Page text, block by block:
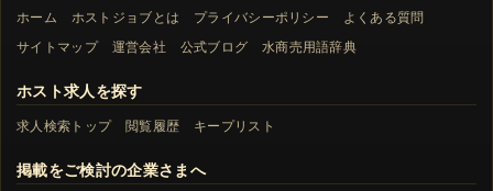
ホーム ホストジョブとは プライバシーポリシー
よくある質問
サイトマップ
運営会社 公式ブログ 水商売用語辞典
ホスト求人を探す
求人検索トップ 閲覧履歴 キープリスト
掲載をご検討の企業さまへ